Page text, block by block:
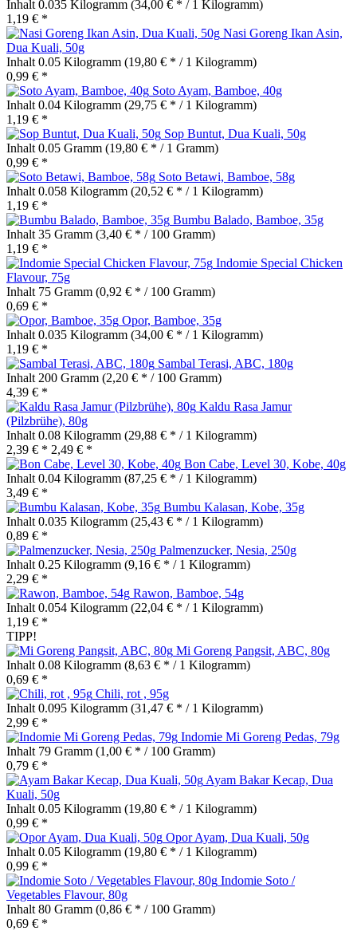
Inhalt 0.035 Kilogramm (34,00 € * / 1 Kilogramm)
1,19 € *
Nasi Goreng Ikan Asin,
Dua Kuali, 50g
Inhalt 0.05 Kilogramm (19,80 € * / 1 Kilogramm)
0,99 € *
Soto Ayam, Bamboe, 40g
Inhalt 0.04 Kilogramm (29,75 € * / 1 Kilogramm)
1,19 € *
Sop Buntut, Dua Kuali, 50g
Inhalt 0.05 Gramm (19,80 € * / 1 Gramm)
0,99 € *
Soto Betawi, Bamboe, 58g
Inhalt 0.058 Kilogramm (20,52 € * / 1 Kilogramm)
1,19 € *
Bumbu Balado, Bamboe, 35g
Inhalt 35 Gramm (3,40 € * / 100 Gramm)
1,19 € *
Indomie Special Chicken
Flavour, 75g
Inhalt 75 Gramm (0,92 € * / 100 Gramm)
0,69 € *
Opor, Bamboe, 35g
Inhalt 0.035 Kilogramm (34,00 € * / 1 Kilogramm)
1,19 € *
Sambal Terasi, ABC, 180g
Inhalt 200 Gramm (2,20 € * / 100 Gramm)
4,39 € *
Kaldu Rasa Jamur
(Pilzbrühe), 80g
Inhalt 0.08 Kilogramm (29,88 € * / 1 Kilogramm)
2,39 € * 2,49 € *
Bon Cabe, Level 30, Kobe, 40g
Inhalt 0.04 Kilogramm (87,25 € * / 1 Kilogramm)
3,49 € *
Bumbu Kalasan, Kobe, 35g
Inhalt 0.035 Kilogramm (25,43 € * / 1 Kilogramm)
0,89 € *
Palmenzucker, Nesia, 250g
Inhalt 0.25 Kilogramm (9,16 € * / 1 Kilogramm)
2,29 € *
Rawon, Bamboe, 54g
Inhalt 0.054 Kilogramm (22,04 € * / 1 Kilogramm)
1,19 € *
TIPP!
Mi Goreng Pangsit, ABC, 80g
Inhalt 0.08 Kilogramm (8,63 € * / 1 Kilogramm)
0,69 € *
Chili, rot , 95g
Inhalt 0.095 Kilogramm (31,47 € * / 1 Kilogramm)
2,99 € *
Indomie Mi Goreng Pedas, 79g
Inhalt 79 Gramm (1,00 € * / 100 Gramm)
0,79 € *
Ayam Bakar Kecap, Dua
Kuali, 50g
Inhalt 0.05 Kilogramm (19,80 € * / 1 Kilogramm)
0,99 € *
Opor Ayam, Dua Kuali, 50g
Inhalt 0.05 Kilogramm (19,80 € * / 1 Kilogramm)
0,99 € *
Indomie Soto /
Vegetables Flavour, 80g
Inhalt 80 Gramm (0,86 € * / 100 Gramm)
0,69 € *